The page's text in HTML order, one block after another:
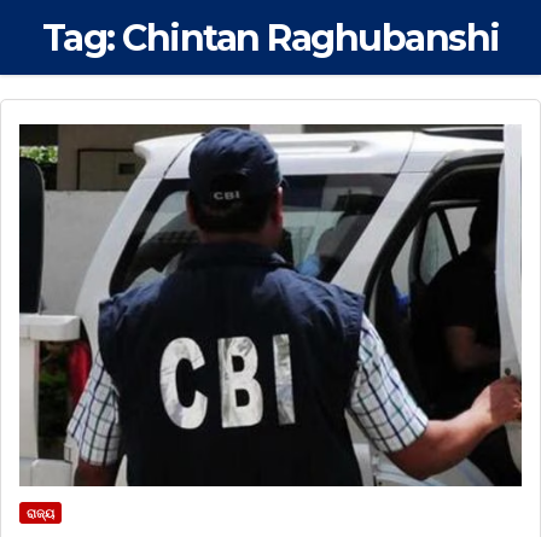
Tag:Chintan Raghubanshi
ରାଜ୍ୟ